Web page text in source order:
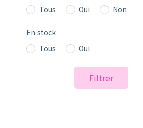
Tous
Oui Non
En stock
Tous
Oui
Filtrer